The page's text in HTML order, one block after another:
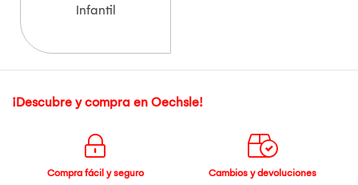
Infantil
¡Descubre y compra en Oechsle!
Compra fácil y seguro
Cambios y devoluciones